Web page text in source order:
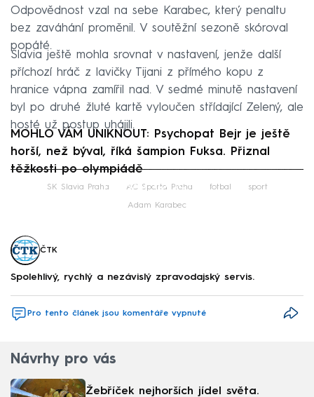
Odpovědnost vzal na sebe Karabec, který penaltu
bez zaváhání proměnil. V soutěžní sezoně skóroval
popáté.
Slavia ještě mohla srovnat v nastavení, jenže další
příchozí hráč z lavičky Tijani z přímého kopu z
hranice vápna zamířil nad. V sedmé minutě nastavení
byl po druhé žluté kartě vyloučen střídající Zelený, ale
hosté už postup uhájili.
MOHLO VÁM UNIKNOUT: Psychopat Bejr je ještě
horší, než býval, říká šampion Fuksa. Přiznal
těžkosti po olympiádě
Failed to fetch
SK Slavia Praha AC Sparta Praha fotbal sport
Adam Karabec
ČTK
Spolehlivý, rychlý a nezávislý zpravodajský servis.
Pro tento článek jsou komentáře vypnuté
Návrhy pro vás
Žebříček nejhorších jídel světa.